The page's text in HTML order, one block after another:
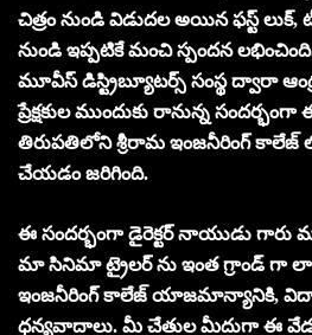
చిత్రం నుండి విడుదల అయిన ఫస్ట్ లుక్,
నుండి ఇప్పటికే మంచి స్పందన
మూవీస్ డిస్ట్రిబ్యూటర్స్ సంస్థ ద్వారా
ప్రేక్షకుల ముందుకు రానున్న సందర్భంగా
తిరుపతిలోని శ్రీరామ ఇంజనీరింగ్ కాలేజ్
చేయడం జరిగింది.
ఈ సందర్భంగా డైరెక్టర్ నాయుడు గారు
మా సినిమా ట్రైలర్ ను ఇంత గ్రాండ్ గా
ఇంజనీరింగ్ కాలేజ్ యాజమాన్యానికి,
ధన్యవాదాలు. మీ చేతుల మీదుగా ఈ